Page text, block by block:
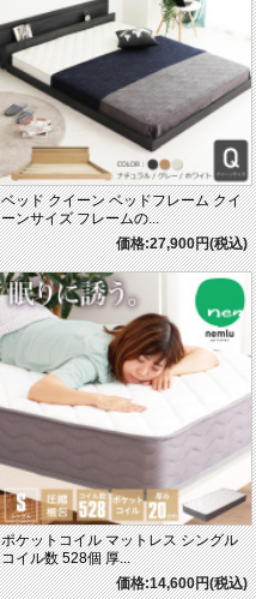
ベッド クイーン ベッドフレーム クイ
ーンサイズ フレームの...
価格:27,900円(税込)
ポケットコイル マットレス シングル
コイル数 528個 厚...
価格:14,600円(税込)